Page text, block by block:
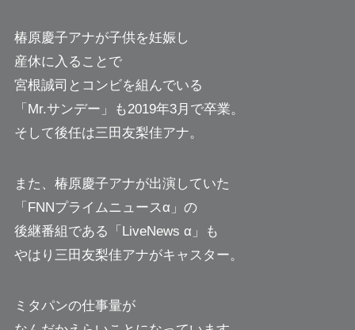
椿原慶子アナが子供を妊娠し
産休に入ることで
宮根誠司とコンビを組んでいる
「Mr.サンデー」も2019年3月で卒業。
そして後任は三田友梨佳アナ。
また、椿原慶子アナが出演していた
「FNNプライムニュースα」の
後継番組である「LiveNews α」も
やはり三田友梨佳アナがキャスター。
ミタパンの仕事量が